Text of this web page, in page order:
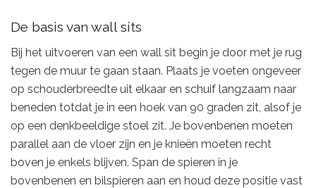
De basis van wall sits
Bij het uitvoeren van een wall sit begin je door met je rug
tegen de muur te gaan staan. Plaats je voeten ongeveer
op schouderbreedte uit elkaar en schuif langzaam naar
beneden totdat je in een hoek van 90 graden zit, alsof je
op een denkbeeldige stoel zit. Je bovenbenen moeten
parallel aan de vloer zijn en je knieën moeten recht
boven je enkels blijven. Span de spieren in je
bovenbenen en bilspieren aan en houd deze positie vast